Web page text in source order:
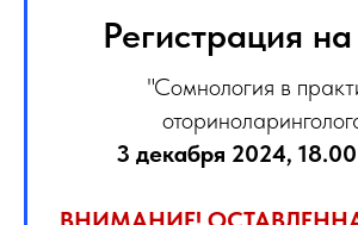
Регистрация
"Сомнология в
3 декабря 2024,